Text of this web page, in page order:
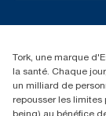
Reclamation
+41 (0)848/
Essity
Parkstraße
6214
Lundi-jeudi
Tork, une marque
la santé. Chaque
un milliard de
repousser les limites
being) au bénéfice